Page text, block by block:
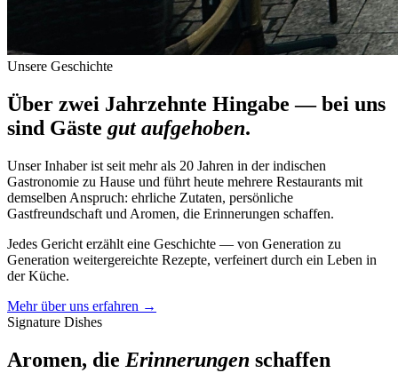
Unsere Geschichte
Über zwei Jahrzehnte Hingabe — bei uns
sind Gäste gut aufgehoben.
Unser Inhaber ist seit mehr als 20 Jahren in der indischen
Gastronomie zu Hause und führt heute mehrere Restaurants mit
demselben Anspruch: ehrliche Zutaten, persönliche
Gastfreundschaft und Aromen, die Erinnerungen schaffen.
Jedes Gericht erzählt eine Geschichte — von Generation zu
Generation weitergereichte Rezepte, verfeinert durch ein Leben in
der Küche.
Mehr über uns erfahren →
Signature Dishes
Aromen, die Erinnerungen schaffen